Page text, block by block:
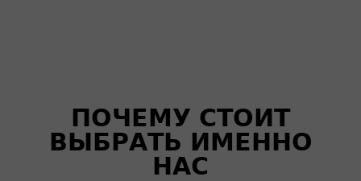
ПОЧЕМУ СТОИТ
ВЫБРАТЬ ИМЕННО
НАС